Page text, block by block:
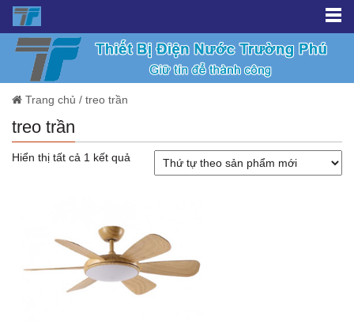
Trang chủ / treo trần
treo trần
Hiển thị tất cả 1 kết quả